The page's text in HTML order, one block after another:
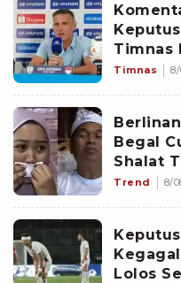
Timnas
di Piala
Timnas 8/
Begal
Shalat
Trend 8/
Lolos